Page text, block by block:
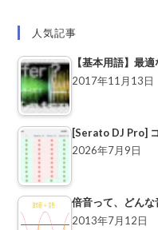
人気記事
【基本用語】最
2017年11月13日
[Serato DJ Pro]
2026年7月9日
倍音って、どんな
2013年7月12日